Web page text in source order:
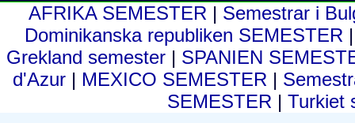
AFRIKA SEMESTER | Semestrar i
Dominikanska republiken SEMESTER
Grekland semester | SPANIEN
d'Azur | MEXICO SEMESTER |
SEMESTER |Turkiet